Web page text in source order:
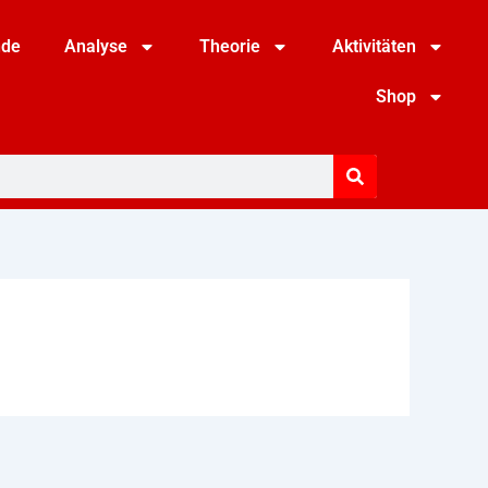
Analyse Theorie Aktivitäten
Shop